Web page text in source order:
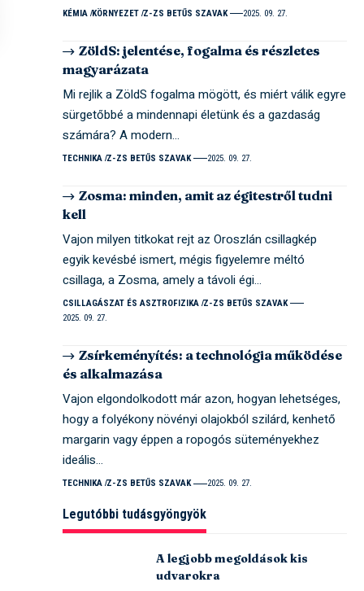
KÉMIA KÖRNYEZET Z-ZS BETŰS SZAVAK 2025. 09. 27.
ZöldS: jelentése, fogalma és részletes
magyarázata
Mi rejlik a ZöldS fogalma mögött, és miért válik egyre
sürgetőbbé a mindennapi életünk és a gazdaság
számára? A modern…
TECHNIKA Z-ZS BETŰS SZAVAK 2025. 09. 27.
Zosma: minden, amit az égitestről tudni
kell
Vajon milyen titkokat rejt az Oroszlán csillagkép
egyik kevésbé ismert, mégis figyelemre méltó
csillaga, a Zosma, amely a távoli égi…
CSILLAGÁSZAT ÉS ASZTROFIZIKA Z-ZS BETŰS SZAVAK
2025. 09. 27.
Zsírkeményítés: a technológia működése
és alkalmazása
Vajon elgondolkodott már azon, hogyan lehetséges,
hogy a folyékony növényi olajokból szilárd, kenhető
margarin vagy éppen a ropogós süteményekhez
ideális…
TECHNIKA Z-ZS BETŰS SZAVAK 2025. 09. 27.
Legutóbbi tudásgyöngyök
A legjobb megoldások kis
udvarokra